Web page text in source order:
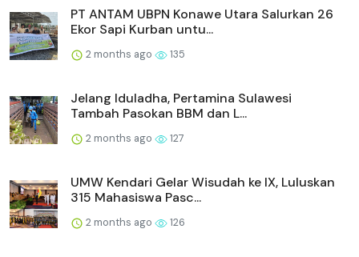
PT ANTAM UBPN Konawe Utara Salurkan 26
Ekor Sapi Kurban untu...
2 months ago 135
Jelang Iduladha, Pertamina Sulawesi
Tambah Pasokan BBM dan L...
2 months ago 127
UMW Kendari Gelar Wisudah ke IX, Luluskan
315 Mahasiswa Pasc...
2 months ago 126